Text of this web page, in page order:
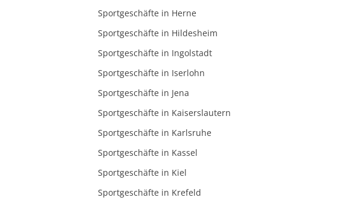
Sportgeschäfte in Herne
Sportgeschäfte in Hildesheim
Sportgeschäfte in Ingolstadt
Sportgeschäfte in Iserlohn
Sportgeschäfte in Jena
Sportgeschäfte in Kaiserslautern
Sportgeschäfte in Karlsruhe
Sportgeschäfte in Kassel
Sportgeschäfte in Kiel
Sportgeschäfte in Krefeld